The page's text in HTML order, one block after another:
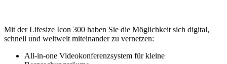
Mit der Lifesize Icon 300 haben Sie die Möglichkeit sich digital,
schnell und weltweit miteinander zu vernetzen:
All-in-one Videokonferenzsystem für kleine